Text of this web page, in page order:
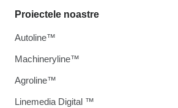
Proiectele noastre
Autoline™
Machineryline™
Agroline™
Linemedia Digital ™